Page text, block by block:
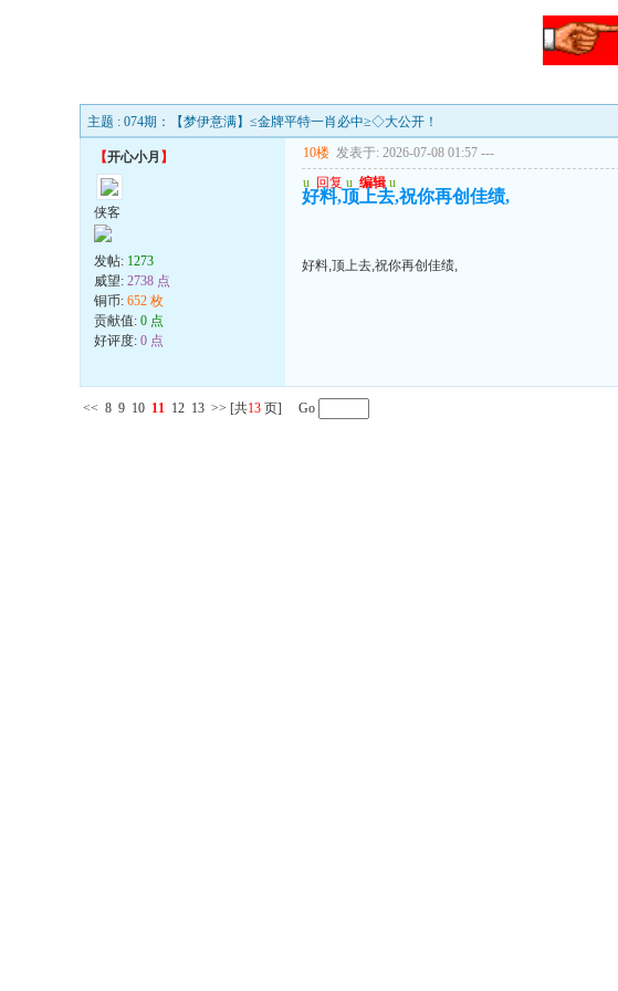
主题 : 074期：【梦伊意满】≤金牌平特一肖必中≥◇大公开！
【开心小月 】
侠客
发帖: 1273
威望: 2738 点
铜币: 652 枚
贡献值: 0 点
好评度: 0 点
10楼 发表于: 2026-07-08 01:57 ---
u 回复 u 编辑 u
好料,顶上去,祝你再创佳绩,
好料,顶上去,祝你再创佳绩,
<< 8 9 10 11 12 13 >> [共13 页] Go